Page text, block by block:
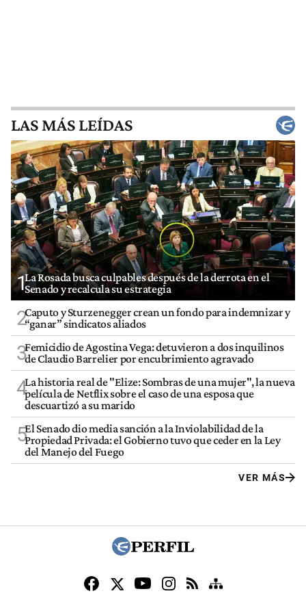
LAS MÁS LEÍDAS
1La Rosada busca culpables después de la derrota en el
Senado y recalcula su estrategia
2Caputo y Sturzenegger crean un fondo para indemnizar y
“ganar” sindicatos aliados
3Femicidio de Agostina Vega: detuvieron a dos inquilinos
de Claudio Barrelier por encubrimiento agravado
4La historia real de "Elize: Sombras de una mujer", la nueva
película de Netflix sobre el caso de una esposa que
descuartizó a su marido
5El Senado dio media sanción a la Inviolabilidad de la
Propiedad Privada: el Gobierno tuvo que ceder en la Ley
del Manejo del Fuego
VER MÁS